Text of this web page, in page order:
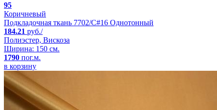
95
Коричневый
Подкладочная ткань 7702/C#16 Однотонный
184.21 руб./
Полиэстер, Вискоза
Ширина: 150 см.
1790 пог.м.
в корзину